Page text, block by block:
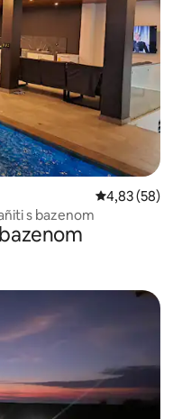
Prosječna
4,83 (58)
s bazenom